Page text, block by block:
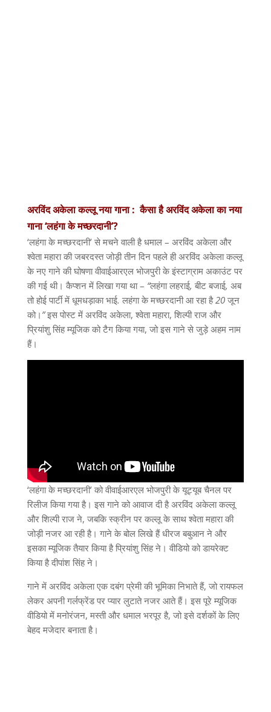
अरविंद अकेला कल्लू नया गाना : कैसाहैअरविंदअकेलाकानया
गाना‘लहंगाकेमच्छरदानी’?
‘लहंगा के मच्छरदानी’ से मचने वाली है धमाल– अरविंद अकेला और
श्वेता महारा की जबरदस्त जोड़ी तीन दिन पहले ही अरविंद अकेला कल्लू
के नए गाने की घोषणा वीवाईआरएल भोजपुरी के इंस्टाग्राम अकाउंट पर
की गई थी। कैप्शन में लिखा गया था– “लहंगा लहराई, बीट बजाई, अब
तो होई पार्टी में धूमधड़ाका भाई. लहंगा के मच्छरदानी आ रहा है20 जून
को। ” इस पोस्ट में अरविंद अकेला, श्वेता महारा, शिल्पी राज और
प्रियांशु सिंह म्यूजिक को टैग किया गया, जो इस गाने से जुड़े अहम नाम
हैं।
‘लहंगा के मच्छरदानी’ को वीवाईआरएल भोजपुरी के यूट्यूब चैनल पर
रिलीज किया गया है। इस गाने को आवाज दी है अरविंद अकेला कल्लू
और शिल्पी राज ने, जबकि स्क्रीन पर कल्लू के साथ श्वेता महारा की
जोड़ी नजर आ रही है। गाने के बोल लिखे हैं धीरज बबुआन ने और
इसका म्यूजिक तैयार किया है प्रियांशु सिंह ने। वीडियो को डायरेक्ट
किया है दीपांश सिंह ने।
गाने में अरविंद अकेला एक दबंग प्रेमी की भूमिका निभाते हैं, जो रायफल
लेकर अपनी गर्लफ्रेंड पर प्यार लुटाते नजर आते हैं। इस पूरे म्यूजिक
वीडियो में मनोरंजन, मस्ती और धमाल भरपूर है, जो इसे दर्शकों के लिए
बेहद मजेदार बनाता है।